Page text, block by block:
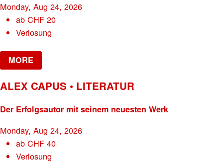
Monday, Aug 24, 2026
abCHF 20
Verlosung
MORE
ALEX CAPUS • LITERATUR
Der Erfolgsautor mit seinem neuesten Werk
Monday, Aug 24, 2026
abCHF 40
Verlosung